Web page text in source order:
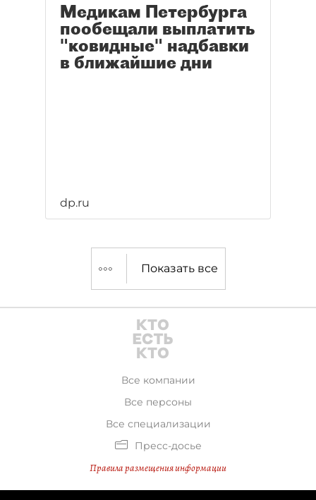
Медикам Петербурга
пообещали выплатить
"ковидные" надбавки
в ближайшие дни
dp.ru
Показать все
Все компании
Все персоны
Все специализации
Пресс-досье
Правила размещения информации